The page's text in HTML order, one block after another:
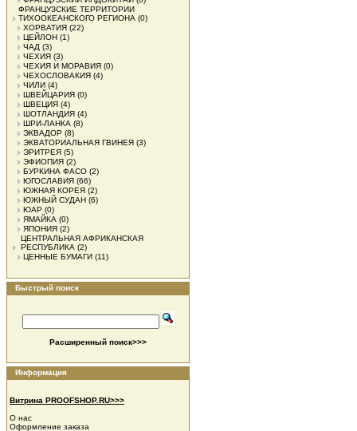
ФРАНЦУЗСКИЕ ТЕРРИТОРИИ
ТИХООКЕАНСКОГО РЕГИОНА (0)
ХОРВАТИЯ (22)
ЦЕЙЛОН (1)
ЧАД (3)
ЧЕХИЯ (3)
ЧЕХИЯ И МОРАВИЯ (0)
ЧЕХОСЛОВАКИЯ (4)
ЧИЛИ (4)
ШВЕЙЦАРИЯ (0)
ШВЕЦИЯ (4)
ШОТЛАНДИЯ (4)
ШРИ-ЛАНКА (8)
ЭКВАДОР (8)
ЭКВАТОРИАЛЬНАЯ ГВИНЕЯ (3)
ЭРИТРЕЯ (5)
ЭФИОПИЯ (2)
БУРКИНА ФАСО (2)
ЮГОСЛАВИЯ (66)
ЮЖНАЯ КОРЕЯ (2)
ЮЖНЫЙ СУДАН (6)
ЮАР (0)
ЯМАЙКА (0)
ЯПОНИЯ (2)
ЦЕНТРАЛЬНАЯ АФРИКАНСКАЯ
РЕСПУБЛИКА (2)
ЦЕННЫЕ БУМАГИ (11)
Быстрый поиск
Расширенный поиск>>>
Информация
Витрина PROOFSHOP.RU>>>
О нас
Оформление заказа